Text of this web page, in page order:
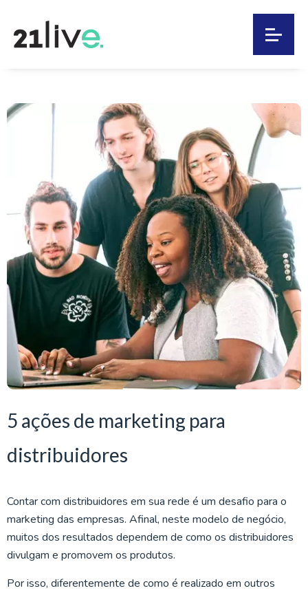
5 ações de marketing para
distribuidores
Contar com distribuidores em sua rede é um desafio para o
marketing das empresas. Afinal, neste modelo de negócio,
muitos dos resultados dependem de como os distribuidores
divulgam e promovem os produtos.
Por isso, diferentemente de como é realizado em outros